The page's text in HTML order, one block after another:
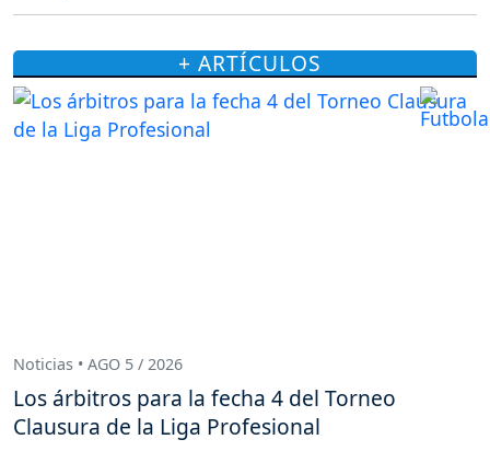
+ ARTÍCULOS
Noticias • AGO 5 / 2026
Los árbitros para la fecha 4 del Torneo
Clausura de la Liga Profesional